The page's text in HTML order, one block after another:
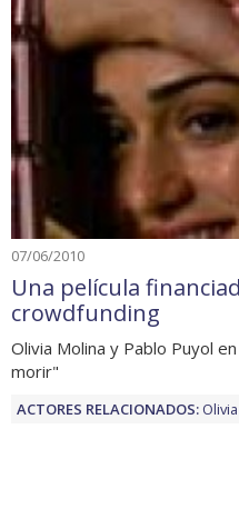
07/06/2010
Una película
crowdfunding
Olivia Molina y Pablo Puyol
morir"
ACTORES RELACIONADOS: